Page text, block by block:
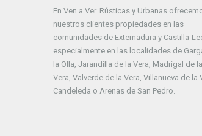
En Ven a Ver. Rústicas y Urbanas
nuestros clientes propiedades en las
comunidades de Extemadura y Castilla-
especialmente en las localidades de
la Olla, Jarandilla de la Vera, Madrigal de la
Vera, Valverde de la Vera, Villanueva de la
Candeleda o Arenas de San Pedro.